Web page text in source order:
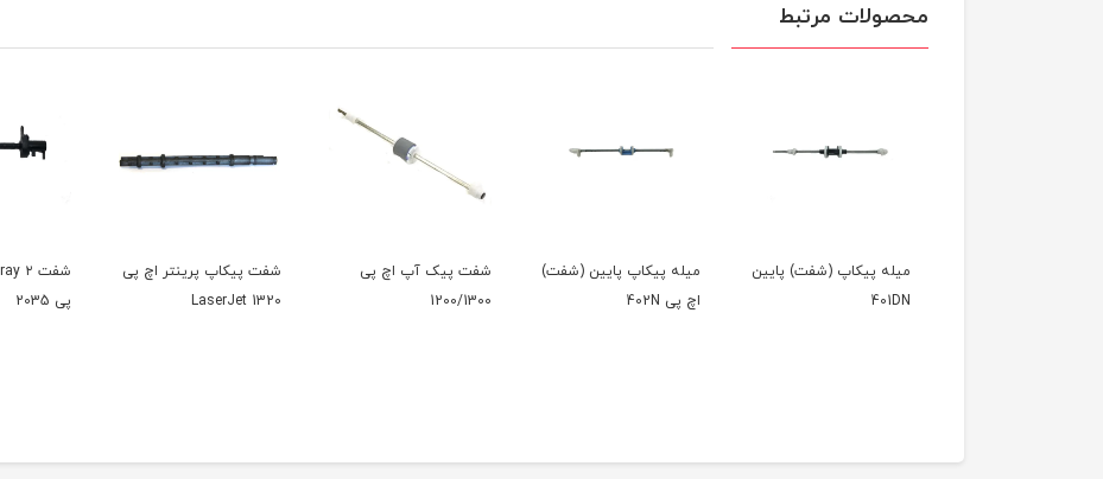
محصولات مرتبط
میله پیکاپ (شفت) پایین
401DN
میله پیکاپ پایین (شفت)
اچ پی 402N
شفت پیک آپ اچ پی
1200/1300
شفت پیکاپ پرینتر اچ پی
LaserJet 1320
پی 2035